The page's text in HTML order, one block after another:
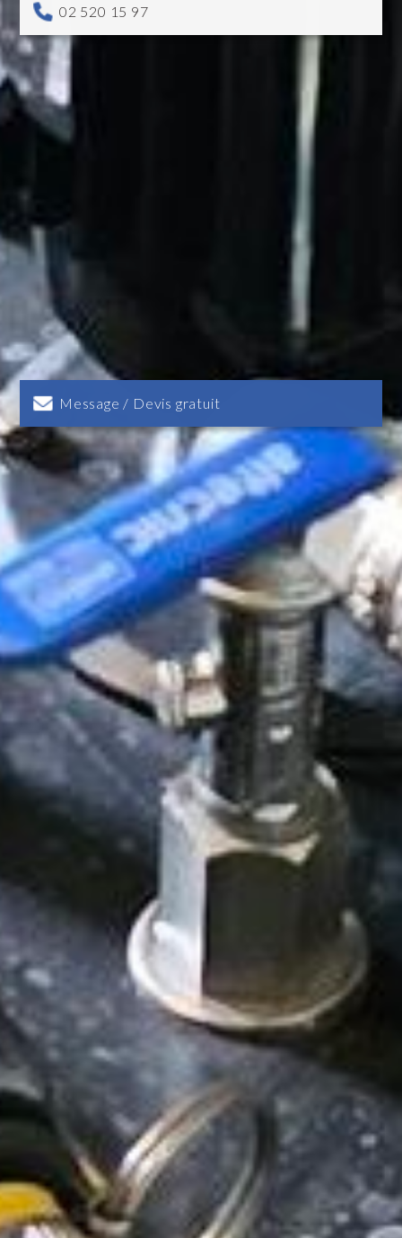
02 520 15 97
Message / Devis gratuit